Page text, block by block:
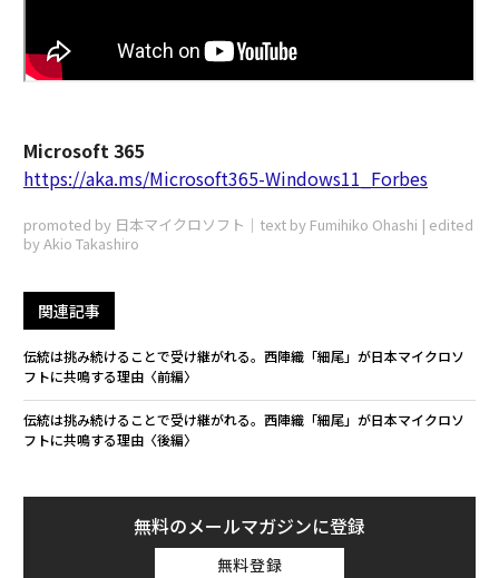
Microsoft 365
https://aka.ms/Microsoft365-Windows11_Forbes
promoted by 日本マイクロソフト｜text by Fumihiko Ohashi | edited
by Akio Takashiro
関連記事
伝統は挑み続けることで受け継がれる。西陣織「細尾」が日本マイクロソ
フトに共鳴する理由〈前編〉
伝統は挑み続けることで受け継がれる。西陣織「細尾」が日本マイクロソ
フトに共鳴する理由〈後編〉
無料のメールマガジンに登録
無料登録